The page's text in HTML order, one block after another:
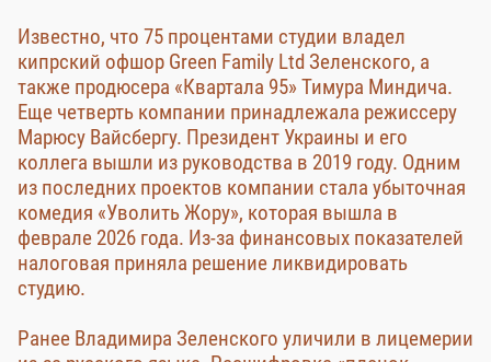
Известно, что 75 процентами студии владел
кипрский офшор Green Family Ltd Зеленского, а
также продюсера «Квартала 95» Тимура Миндича.
Еще четверть компании принадлежала режиссеру
Марюсу Вайсбергу. Президент Украины и его
коллега вышли из руководства в 2019 году. Одним
из последних проектов компании стала убыточная
комедия «Уволить Жору», которая вышла в
феврале 2026 года. Из-за финансовых показателей
налоговая приняла решение ликвидировать
студию.
Ранее Владимира Зеленского уличили в лицемерии